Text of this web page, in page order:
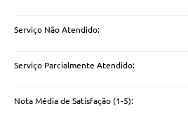
Serviço Não Atendido:
Serviço Parcialmente Atendido:
Nota Média de Satisfação (1-5):